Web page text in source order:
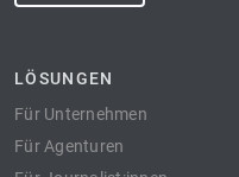
LÖSUNGEN
Für Unternehmen
Für Agenturen